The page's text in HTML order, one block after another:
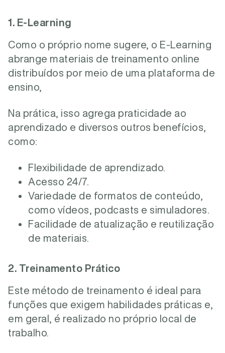
1. E-Learning
Como o próprio nome sugere, o E-Learning
abrange materiais de treinamento online
distribuídos por meio de uma plataforma de
ensino,
Na prática, isso agrega praticidade ao
aprendizado e diversos outros benefícios,
como:
Flexibilidade de aprendizado.
Acesso 24/7.
Variedade de formatos de conteúdo,
como vídeos, podcasts e simuladores.
Facilidade de atualização e reutilização
de materiais.
2. Treinamento Prático
Este método de treinamento é ideal para
funções que exigem habilidades práticas e,
em geral, é realizado no próprio local de
trabalho.